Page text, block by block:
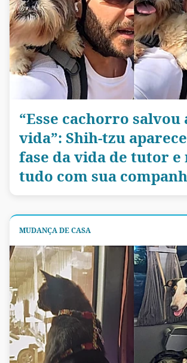
“Esse cachorro salvou
vida”: Shih-tzu
fase da vida de tutor e
tudo com sua
MUDANÇA DE CASA